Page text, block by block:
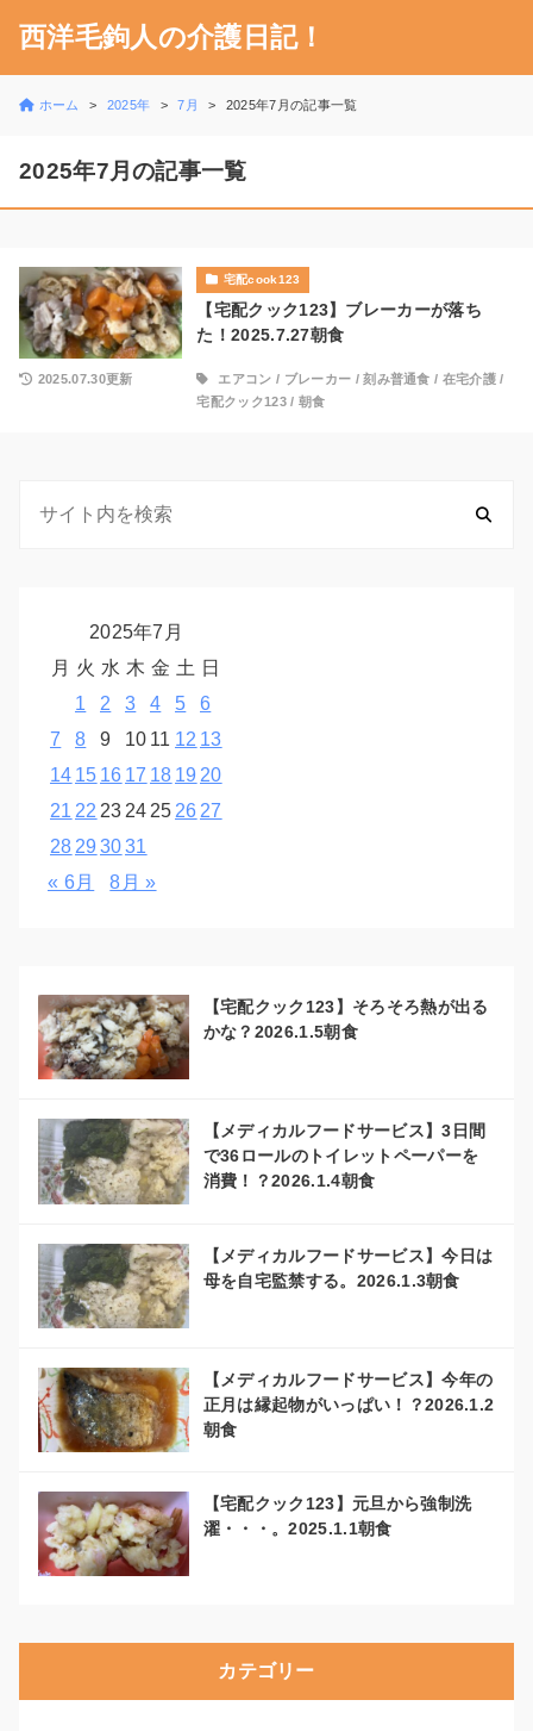
西洋毛鉤人の介護日記！
ホーム 2025年 7月 2025年7月の記事一覧
2025年7月の記事一覧
宅配cook123
【宅配クック123】ブレーカーが落ち
た！2025.7.27朝食
2025.07.30更新 エアコン / ブレーカー /刻み普通食 / 在宅介護 /
宅配クック123/ 朝食
2025年7月
月 火 水 木 金 土 日
1
2 3 4 5
6
7
8 9 10 11 12 13
14 15 16 17 18 19 20
21 22 23 24 25 26 27
28 29 3031
« 6月
8月 »
【宅配クック123】そろそろ熱が出る
かな？2026.1.5朝食
【メディカルフードサービス】3日間
で36ロールのトイレットペーパーを
消費！？2026.1.4朝食
【メディカルフードサービス】今日は
母を自宅監禁する。2026.1.3朝食
【メディカルフードサービス】今年の
正月は縁起物がいっぱい！？2026.1.2
朝食
【宅配クック123】元旦から強制洗
濯・・・。2025.1.1朝食
カテゴリー